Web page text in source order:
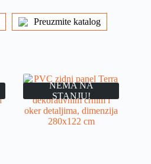
Preuzmite katalog
NEMA NA
STANJU!